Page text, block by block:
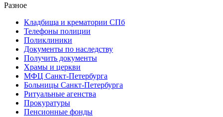
Разное
Кладбища и крематории СПб
Телефоны полиции
Поликлиники
Документы по наследству
Получить документы
Храмы и церкви
МФЦ Санкт-Петербурга
Больницы Санкт-Петербурга
Ритуальные агенства
Прокуратуры
Пенсионные фонды